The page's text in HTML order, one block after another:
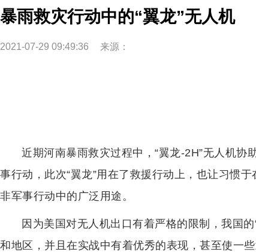
暴雨救灾行动中的“翼龙”无人机
2021-07-29 09:49:36 来源：
近期河南暴雨救灾过程中，“翼龙-2H”无人机
事行动，此次“翼龙”用在了救援行动上，也让习惯
非军事行动中的广泛用途。
因为美国对无人机出口有着严格的限制，我国
和地区，并且在实战中有着优秀的表现，甚至使一